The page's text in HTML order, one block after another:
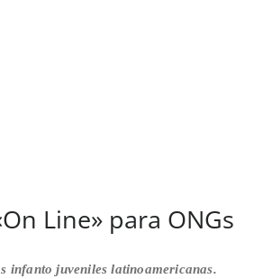
Line» para ONGs
infanto juveniles latinoamericanas.